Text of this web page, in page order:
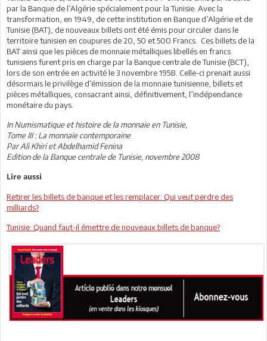
par la Banque de l’Algérie spécialement pour la Tunisie. Avec la
transformation, en 1949, de cette institution en Banque d’Algérie et de
Tunisie (BAT), de nouveaux billets ont été émis pour circuler dans le
territoire tunisien en coupures de 20, 50 et 500 Francs. Ces billets de la
BAT ainsi que les pièces de monnaie métalliques libellés en francs
tunisiens furent pris en charge par la Banque centrale de Tunisie (BCT),
lors de son entrée en activité le 3 novembre 1958. Celle-ci prenait aussi
désormais le privilège d’émission de la monnaie tunisienne, billets et
pièces métalliques, consacrant ainsi, définitivement, l’indépendance
monétaire du pays.
In Numismatique et histoire de la monnaie en Tunisie,
Tome III : La monnaie contemporaine
Par Ali Khiri et Abdelhamid Fenina
Edition de la Banque centrale de Tunisie, novembre 2008
Lire aussi
Retirer les billets de banque et les remplacer: Qui veut perdre des
milliards?
Tunisie: Quand faut-il émettre de nouveaux billets de banque?